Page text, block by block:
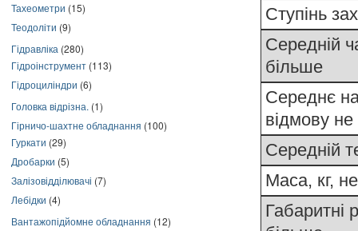
Тахеометри (15)
Теодоліти (9)
Гідравліка (280)
Гідроінструмент (113)
Гідроциліндри (6)
Головка відрізна. (1)
Гірничо-шахтне обладнання (100)
Гуркати (29)
Дробарки (5)
Залізовідділювачі (7)
Лебідки (4)
Вантажопідйомне обладнання (12)
Ступінь
Середній
більше
Середнє
відмову
Середній
Маса, кг,
Габаритні